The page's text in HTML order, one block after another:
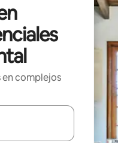
en complejos
navegá con las